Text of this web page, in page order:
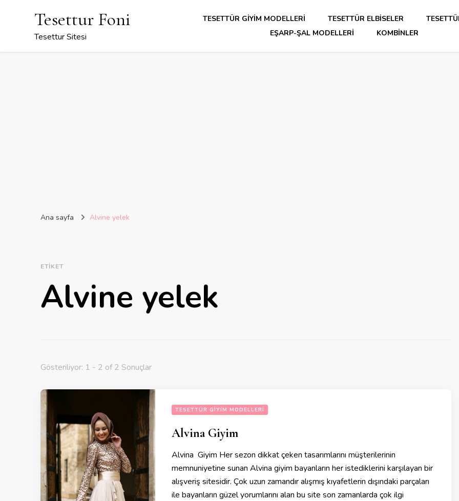
Tesettur Foni
Tesettur Sitesi
TESETTÜR GIYIM MODELLERI TESETTÜR ELBISELER
EŞARP-ŞAL MODELLERI
KOMBINLER
Ana sayfa Alvine yelek
ETIKET
Alvine yelek
Gösteriliyor: 1 - 2 of 2 Sonuçlar
TESETTÜR GIYIM MODELLERI
Alvina Giyim
Alvina Giyim Her sezon dikkat çeken tasarımlarını müşterilerinin
memnuniyetine sunan Alvina giyim bayanların her istediklerini karşılayan bir
alışveriş sitesidir. Çok uzun zamandır alışmış kıyafetlerin dışındaki parçaları
ile bayanların güzel yorumlarını alan bu site son zamanlarda çok ilgi